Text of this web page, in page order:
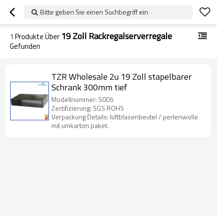
Bitte geben Sie einen Suchbegriff ein
1 Produkte Über 19 Zoll Rackregalserverregale
Gefunden
TZR Wholesale 2u 19 Zoll stapelbarer
Schrank 300mm tief
Modellnummer: S005
Zertifizierung: SGS ROHS
Verpackung Details: luftblasenbeutel / perlenwolle
mit umkarton paket.